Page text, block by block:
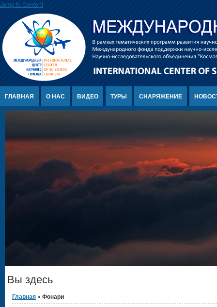
Jump to Content
ГЛАВНАЯ О НАС ВИДЕО ТУРЫ СНАРЯЖЕНИЕ
Вы здесь
Главная » Фонари